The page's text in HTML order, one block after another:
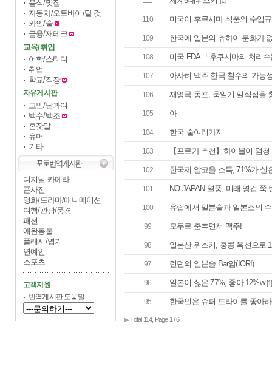
음식/맛집
자동차/오토바이/탈 것
와인/술
금융/재테크
교육/취업
어학/스터디
취업
학교/직장
자유게시판
고민/남과여
백수/백조
혼잣말
유머
기타
디지털 카메라
폰사진
영화/드라마/애니메이션
여행/관광/풍경
패션
애완동물
플래시/엽기
연예인
스포츠
고객지원
번역게시판 도움말
110 미국이 후쿠시마 식품의 수입
109 한국에 일본의 츄하이 문화가
108 미국 FDA 「후쿠시마의 처리
107 아사히 맥주 한국 철수의 가능
106 재영국 동포, 욱일기 일식점을
105 아
104 한국 술여러가지
103 【프로가 추천】하이볼이 엄
102 한국제 알코올 소독, 71%가 실
101 NO JAPAN 열풍, 미래 영겁 쭉
100 유럽에서 일본술과 일본소의
99 모두로 춤추면서 맥주!
98 일본산 위스키, 홍콩 옥션으로
97 런던의 일본술 Bar암(IORI)
96 일본이 싫은 77%, 좋아 12%w [1]
95 한국인은 슈퍼 드라이를 좋아
▶ Total 114, Page 1 / 6